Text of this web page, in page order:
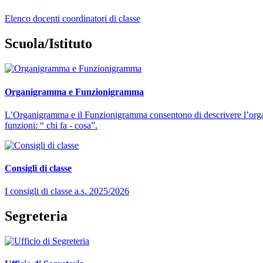
Elenco docenti coordinatori di classe
Scuola/Istituto
Organigramma e Funzionigramma
L’Organigramma e il Funzionigramma consentono di descrivere
funzioni: “ chi fa - cosa”.
Consigli di classe
I consigli di classe a.s. 2025/2026
Segreteria